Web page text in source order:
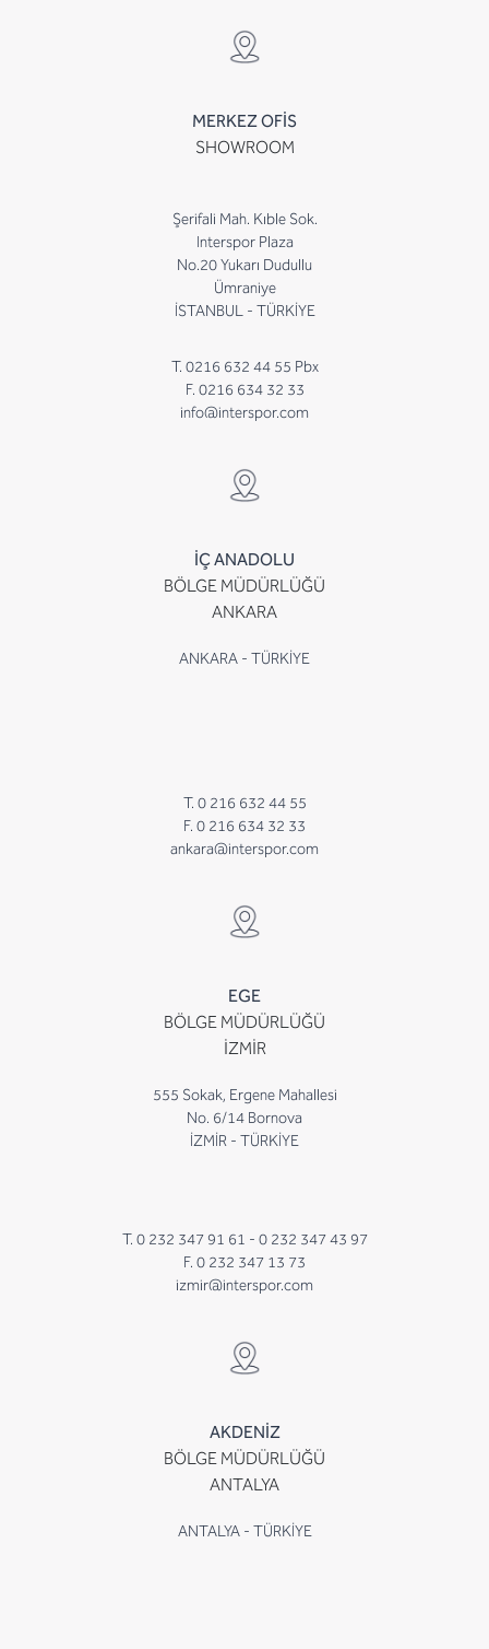
MERKEZ OFİS
SHOWROOM
Şerifali Mah. Kıble Sok.
Interspor Plaza
No.20 Yukarı Dudullu
Ümraniye
İSTANBUL - TÜRKİYE
T. 0216 632 44 55 Pbx
F. 0216 634 32 33
info@interspor.com
İÇ ANADOLU
BÖLGE MÜDÜRLÜĞÜ
ANKARA
ANKARA - TÜRKİYE
T. 0 216 632 44 55
F. 0 216 634 32 33
ankara@interspor.com
EGE
BÖLGE MÜDÜRLÜĞÜ
İZMİR
555 Sokak, Ergene Mahallesi
No. 6/14 Bornova
İZMİR - TÜRKİYE
T. 0 232 347 91 61 - 0 232 347 43 97
F. 0 232 347 13 73
izmir@interspor.com
AKDENİZ
BÖLGE MÜDÜRLÜĞÜ
ANTALYA
ANTALYA - TÜRKİYE